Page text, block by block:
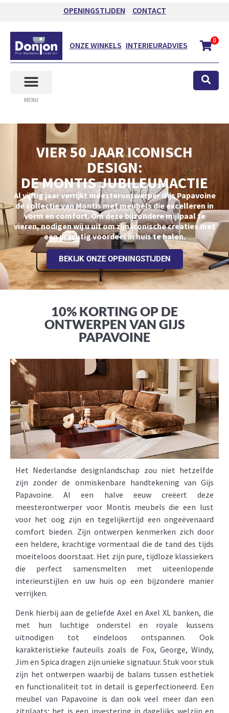
OPENINGSTIJDEN CONTACT
ONZE WINKELS INTERIEURADVIES 0
MENU
VIER 50 JAAR ICONISCH
DESIGN:
DE MONTIS JUBILEUMACTIE
Al vijftig jaar verrijkt meesterontwerper Gijs Papavoine
de collectie van Montis met meubels die excelleren in
vorm en comfort. Om deze bijzondere mijlpaal te
vieren, nodigen wij u uit om zijn iconische creaties met
een prachtig voordeel in huis te halen.
BEKIJK ONZE OPENINGSTIJDEN
10% KORTING OP DE
ONTWERPEN VAN GIJS
PAPAVOINE
Het Nederlandse designlandschap zou niet hetzelfde
zijn zonder de onmiskenbare handtekening van Gijs
Papavoine. Al een halve eeuw creëert deze
meesterontwerper voor Montis meubels die een lust
voor het oog zijn en tegelijkertijd een ongeëvenaard
comfort bieden. Zijn ontwerpen kenmerken zich door
een heldere, krachtige vormentaal die de tand des tijds
moeiteloos doorstaat. Het zijn pure, tijdloze klassiekers
die perfect samensmelten met uiteenlopende
interieurstijlen en uw huis op een bijzondere manier
verrijken.
Denk hierbij aan de geliefde Axel en Axel XL banken, die
met hun luchtige onderstel en royale kussens
uitnodigen tot eindeloos ontspannen. Ook
karakteristieke fauteuils zoals de Fox, George, Windy,
Jim en Spica dragen zijn unieke signatuur. Stuk voor stuk
zijn het ontwerpen waarbij de balans tussen esthetiek
en functionaliteit tot in detail is geperfectioneerd. Een
meubel van Papavoine is dan ook veel meer dan een